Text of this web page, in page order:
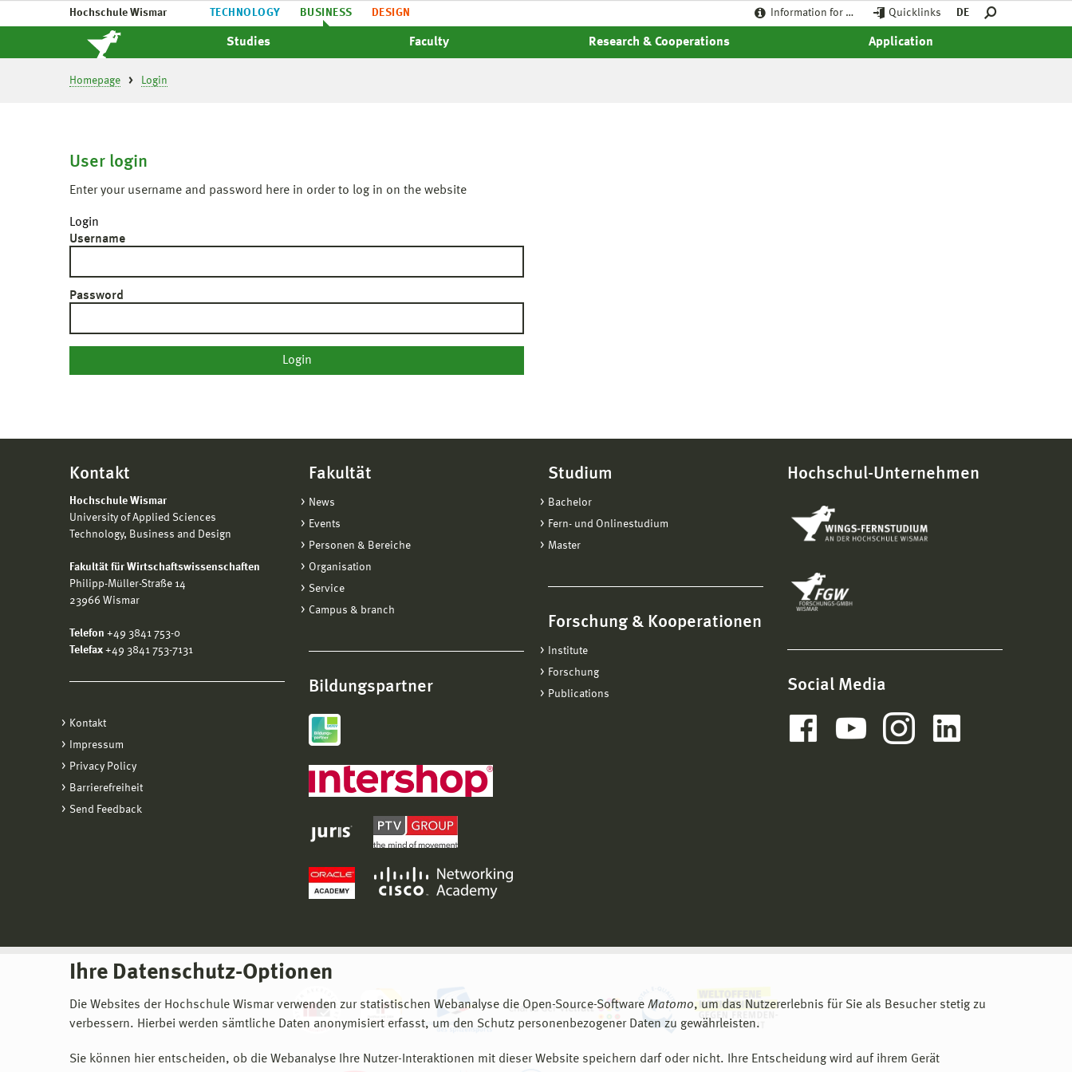
Hochschule Wismar TECHNOLOGY BUSINESS DESIGN Information for … Quicklinks DE
Studies Faculty Research & Cooperations Application
Homepage Login
Ihre Datenschutz-Optionen
Die Websites der Hochschule Wismar verwenden zur statistischen Webanalyse die Open-Source-Software Matomo, um das Nutzererlebnis für Sie als Besucher stetig zu
verbessern. Hierbei werden sämtliche Daten anonymisiert erfasst, um den Schutz personenbezogener Daten zu gewährleisten.
Sie können hier entscheiden, ob die Webanalyse Ihre Nutzer-Interaktionen mit dieser Website speichern darf oder nicht. Ihre Entscheidung wird auf ihrem Gerät
User login
Enter your username and password here in order to log in on the website
Login
Username
Password
Kontakt
Hochschule Wismar
University of Applied Sciences
Technology, Business and Design
Fakultät für Wirtschaftswissenschaften
Philipp-Müller-Straße 14
23966 Wismar
Telefon +49 3841 753-0
Telefax +49 3841 753-7131
Kontakt
Impressum
Privacy Policy
Barrierefreiheit
Send Feedback
Fakultät
News
Events
Personen & Bereiche
Organisation
Service
Campus & branch
Bildungspartner
Studium
Bachelor
Fern- und Onlinestudium
Master
Forschung & Kooperationen
Institute
Forschung
Publications
Hochschul-Unternehmen
Social Media